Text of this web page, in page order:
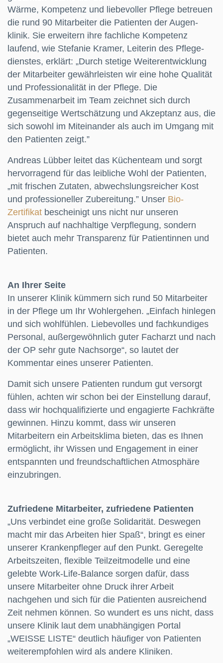
Wärme, Kompetenz und liebevoller Pflege betreuen
die rund 90 Mitarbeiter die Patienten der Augen­
klinik. Sie erweitern ihre fachliche Kompetenz
laufend, wie Stefanie Kramer, Leiterin des Pflege­
dienstes, erklärt: „Durch stetige Weiterentwicklung
der Mitarbeiter gewährleisten wir eine hohe Qualität
und Professionalität in der Pflege. Die
Zusammenarbeit im Team zeichnet sich durch
gegenseitige Wertschätzung und Akzeptanz aus, die
sich sowohl im Miteinander als auch im Umgang mit
den Patienten zeigt.”
Andreas Lübber leitet das Küchenteam und sorgt
hervorragend für das leibliche Wohl der Patienten,
„mit frischen Zutaten, abwechslungs­reicher Kost
und pro­fes­si­oneller Zube­reitung.” Unser Bio-
Zertifikat bescheinigt uns nicht nur unseren
Anspruch auf nachhaltige Verpflegung, sondern
bietet auch mehr Transparenz für Patientinnen und
Patienten.
An Ihrer Seite
In unserer Klinik kümmern sich rund 50 Mitarbeiter
in der Pflege um Ihr Wohlergehen. „Einfach hinlegen
und sich wohlfühlen. Liebevolles und fachkundiges
Personal, außergewöhnlich guter Facharzt und nach
der OP sehr gute Nachsorge“, so lautet der
Kommentar eines unserer Patienten.
Damit sich unsere Patienten rundum gut versorgt
fühlen, achten wir schon bei der Einstellung darauf,
dass wir hochqualifizierte und engagierte Fachkräfte
gewinnen. Hinzu kommt, dass wir unseren
Mitarbeitern ein Arbeitsklima bieten, das es Ihnen
ermöglicht, ihr Wissen und Engagement in einer
entspannten und freundschaftlichen Atmosphäre
einzubringen.
Zufriedene Mitarbeiter, zufriedene Patienten
„Uns verbindet eine große Solidarität. Deswegen
macht mir das Arbeiten hier Spaß“, bringt es einer
unserer Krankenpfleger auf den Punkt. Geregelte
Arbeitszeiten, flexible Teilzeitmodelle und eine
gelebte Work-Life-Balance sorgen dafür, dass
unsere Mitarbeiter ohne Druck ihrer Arbeit
nachgehen und sich für die Patienten ausreichend
Zeit nehmen können. So wundert es uns nicht, dass
unsere Klinik laut dem unabhängigen Portal
„WEISSE LISTE“ deutlich häufiger von Patienten
weiterempfohlen wird als andere Kliniken.